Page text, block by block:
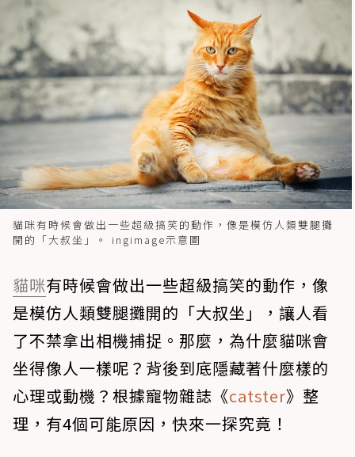
貓咪有時候會做出一些超級搞笑的動作，像是模仿人類雙腿攤
開的「大叔坐」。 ingimage示意圖
貓咪有時候會做出一些超級搞笑的動作，像
是模仿人類雙腿攤開的「大叔坐」，讓人看
了不禁拿出相機捕捉。那麼，為什麼貓咪會
坐得像人一樣呢？背後到底隱藏著什麼樣的
心理或動機？根據寵物雜誌《catster》整
理，有4個可能原因，快來一探究竟！